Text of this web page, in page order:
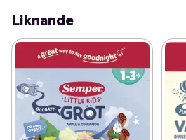
Tänk på att en mångsidig och
Vi tillsätter också fett i vår gröt.
Semper gröt innehåller fett från
solrosolja. Det ger den en bra
högt innehåll av omättat fett
Det är vi stolta över. Utan tillsatt
Liknande